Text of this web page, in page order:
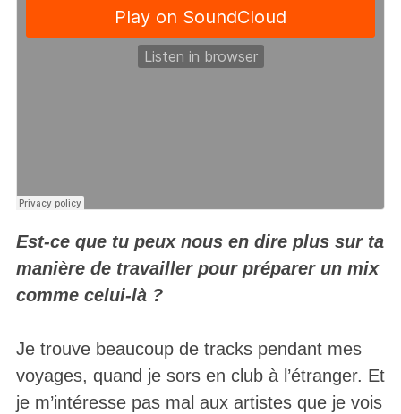
Est-ce que tu peux nous en dire plus sur ta
manière de travailler pour préparer un mix
comme celui-là ?
Je trouve beaucoup de tracks pendant mes
voyages, quand je sors en club à l’étranger. Et
je m’intéresse pas mal aux artistes que je vois